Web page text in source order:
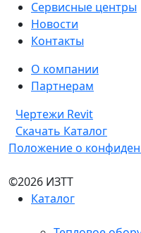
Сервисные центры
Новости
Контакты
О компании
Партнерам
Чертежи Revit
Скачать Каталог
Положение о
©2026 ИЗТТ
Каталог